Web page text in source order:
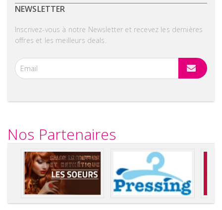
NEWSLETTER
Inscrivez-vous à notre Newsletter et recevez les dernières
offres et les meilleurs deals.
Nos Partenaires